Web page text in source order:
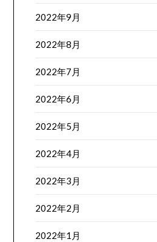
2022年9月
2022年8月
2022年7月
2022年6月
2022年5月
2022年4月
2022年3月
2022年2月
2022年1月